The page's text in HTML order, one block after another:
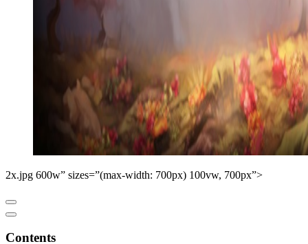
2x.jpg 600w” sizes=”(max-width: 700px) 100vw, 700px”>
Contents